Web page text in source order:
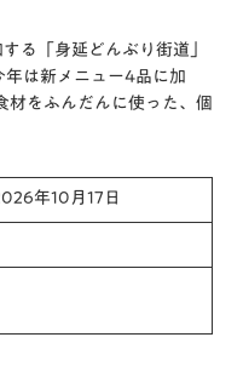
る「身延どんぶり街道」
年は新メニュー4品に加
材をふんだんに使った、個
年10月17日